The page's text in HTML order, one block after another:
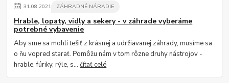
31.08.2021 ZÁHRADNÉ NÁRADIE
Hrable, lopaty, vidly a sekery - v záhrade vyberáme
potrebné vybavenie
Aby sme sa mohli tešiť z krásnej a udržiavanej záhrady, musíme sa
o ňu vopred starať. Pomôžu nám v tom rôzne druhy nástrojov -
hrable, fúriky, rýle, s...čítať celé